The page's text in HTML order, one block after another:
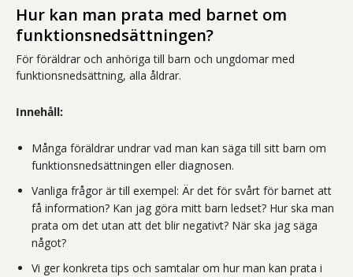
Hur kan man prata med barnet om
funktionsnedsättningen?
För föräldrar och anhöriga till barn och ungdomar med
funktionsnedsättning, alla åldrar.
Innehåll:
Många föräldrar undrar vad man kan säga till sitt barn om
funktionsnedsättningen eller diagnosen.
Vanliga frågor är till exempel: Är det för svårt för barnet att
få information? Kan jag göra mitt barn ledset? Hur ska man
prata om det utan att det blir negativt? När ska jag säga
något?
Vi ger konkreta tips och samtalar om hur man kan prata i